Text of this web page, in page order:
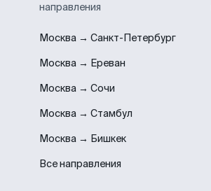
направления
Москва → Санкт-Петербург
Москва → Ереван
Москва → Сочи
Москва → Стамбул
Москва → Бишкек
Все направления